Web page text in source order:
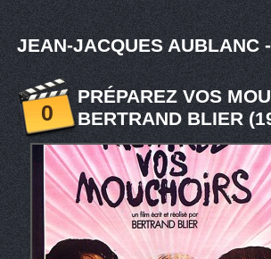
JEAN-JACQUES AUBLANC
0
PRÉPAREZ VOS
BERTRAND BLIER